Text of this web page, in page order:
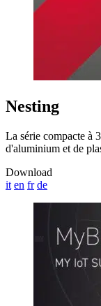
Nesting
La série compacte à
d'aluminium et de
Download
it en fr de